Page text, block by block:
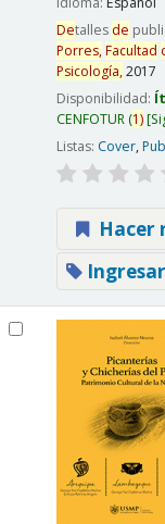
Detalles de
Porres,Facultad
Psicología,2017
Disponibilidad:
CENFOTUR(1)
Listas: Cover,
Hacer